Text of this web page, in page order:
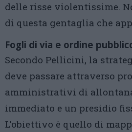
delle risse violentissime.
di questa gentaglia che
Fogli di via e ordine
Secondo Pellicini, la
deve passare attraverso
amministrativi di
immediato e un presidio
L’obiettivo è quello di